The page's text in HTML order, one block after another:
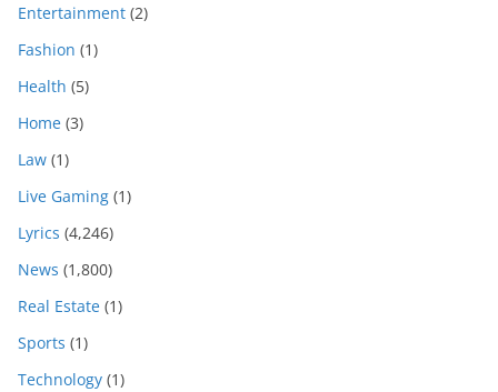
Entertainment (2)
Fashion (1)
Health (5)
Home (3)
Law (1)
Live Gaming (1)
Lyrics (4,246)
News (1,800)
Real Estate (1)
Sports (1)
Technology (1)